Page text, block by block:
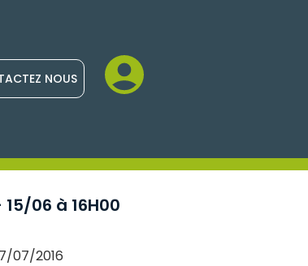
NOUS
15/06 à 16H00
07/2016